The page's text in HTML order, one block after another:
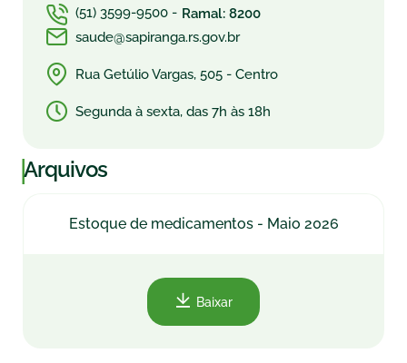
|Arquivos
Estoque de medicamentos - Maio 2026
Baixar
(51) 3599-9500 - Ramal: 8200
saude@sapiranga.rs.gov.br
Rua Getúlio Vargas, 505 - Centro
Segunda à sexta, das 7h às 18h